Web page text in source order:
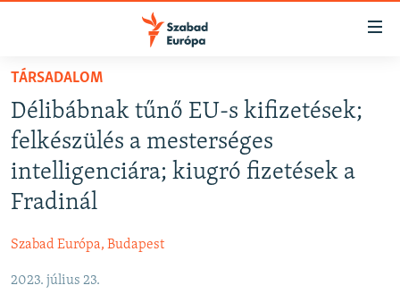
Akadálymentes
Ugrás
fő
oldalra
Ugrás
tartalomjegyzékre
keresésre
NAPIRENDEN
AKTUÁLIS
PODCASTOK
VIDEÓK
SZABADON
TÁRSADALOM
Délibábnak tűnő EU-s kifizetések;
felkészülés a mesterséges
intelligenciára; kiugró fizetések a
Fradinál
Szabad Európa, Budapest
2023. július 23.
FELIRATKOZÁS